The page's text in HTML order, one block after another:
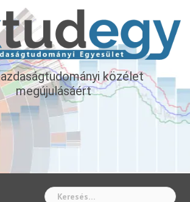
közélet
megújulásáért